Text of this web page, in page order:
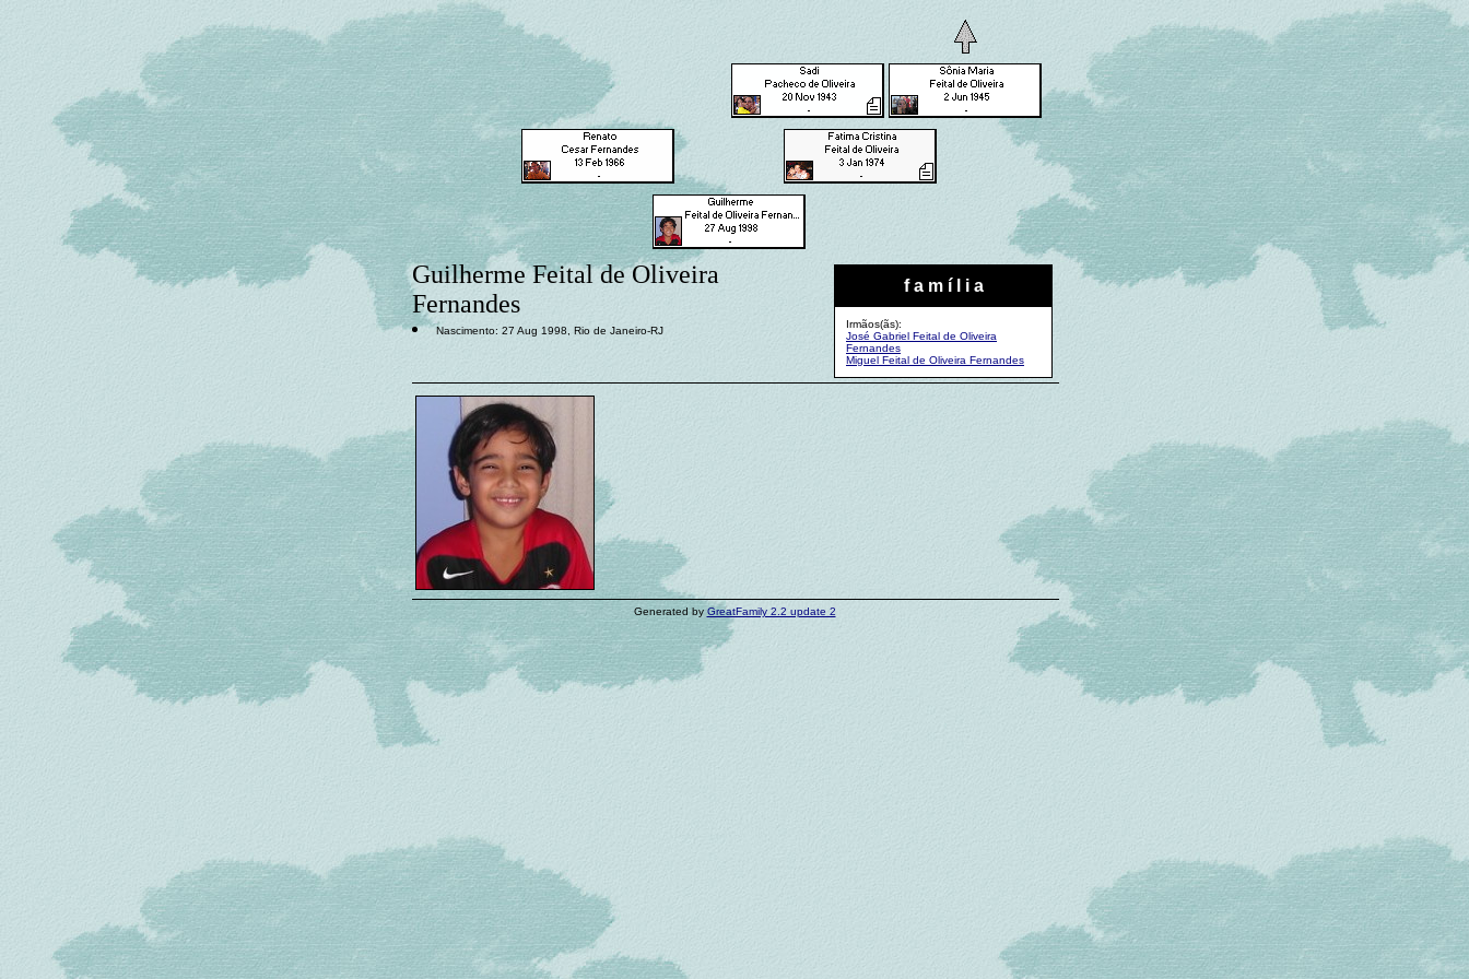
f a m í l i a
Irmãos(ãs):
José Gabriel Feital de Oliveira
Fernandes
Miguel Feital de Oliveira Fernandes
Guilherme Feital de Oliveira
Fernandes
Nascimento: 27 Aug 1998, Rio de Janeiro-RJ
Generated by GreatFamily 2.2 update 2